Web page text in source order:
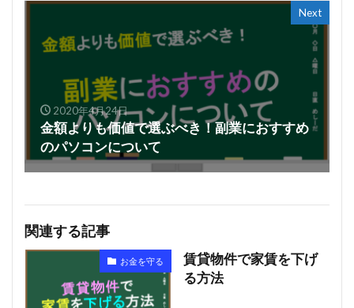
Next
2020年4月24日
金額よりも価値で選ぶべき！副業におすすめ
のパソコンについて
関連する記事
お金を守る
賃貸物件で家賃を下げ
る方法